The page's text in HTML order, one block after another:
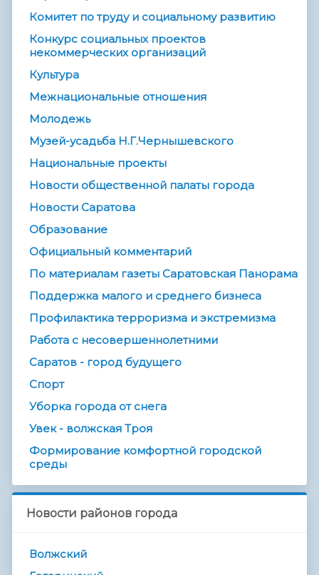
Комитет по труду и социальному развитию
Конкурс социальных проектов
некоммерческих организаций
Культура
Межнациональные отношения
Молодежь
Музей-усадьба Н.Г.Чернышевского
Национальные проекты
Новости общественной палаты города
Новости Саратова
Образование
Официальный комментарий
По материалам газеты Саратовская Панорама
Поддержка малого и среднего бизнеса
Профилактика терроризма и экстремизма
Работа с несовершеннолетними
Саратов - город будущего
Спорт
Уборка города от снега
Увек - волжская Троя
Формирование комфортной городской
среды
Новости районов города
Волжский